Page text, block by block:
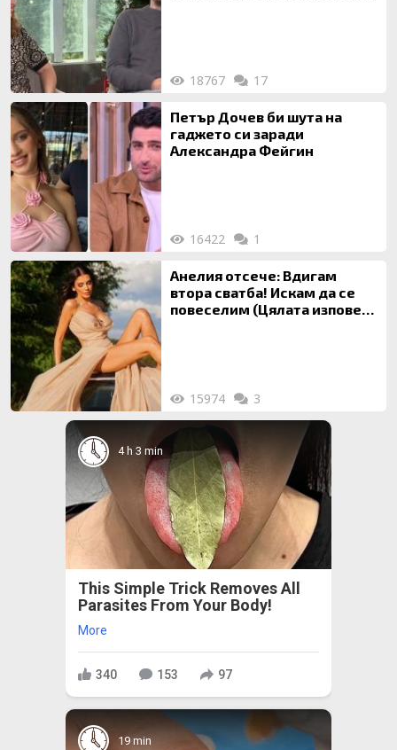
18767 17
Петър Дочев би шута на
гаджето си заради
Александра Фейгин
16422 1
Анелия отсече: Вдигам
втора сватба! Искам да се
повеселим (Цялата изповед
15974 3
4 h 3 min
This Simple Trick Removes All
Parasites From Your Body!
More
340 153 97
19 min